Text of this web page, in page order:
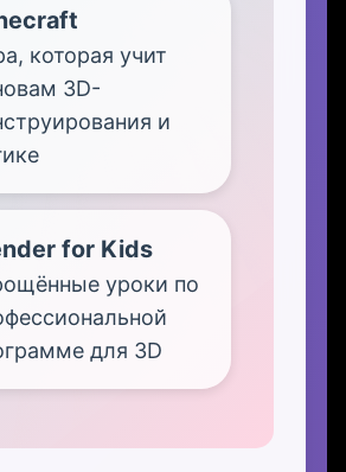
которая учит
3D-
и
for Kids
уроки по
для 3D